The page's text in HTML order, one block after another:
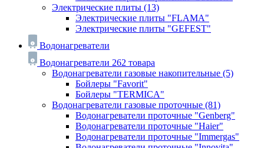
Электрические плиты (13)
Электрические плиты "FLAMA"
Электрические плиты "GEFEST"
Водонагреватели
Водонагреватели 262 товара
Водонагреватели газовые накопительные (5)
Бойлеры "Favorit"
Бойлеры "TERMICA"
Водонагреватели газовые проточные (81)
Водонагреватели проточные "Genberg"
Водонагреватели проточные "Haier"
Водонагреватели проточные "Immergas"